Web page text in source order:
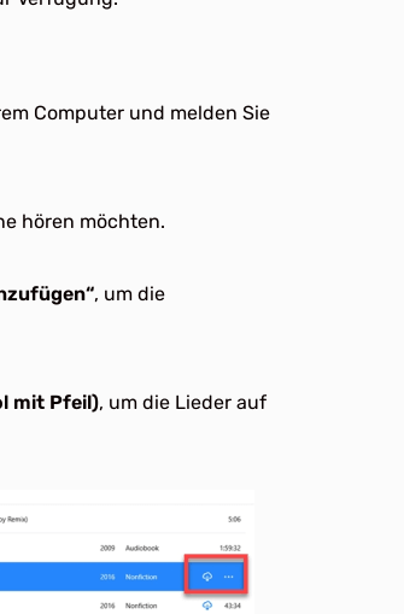
Computer und melden Sie
hören möchten.
, um die
mit Pfeil), um die Lieder auf